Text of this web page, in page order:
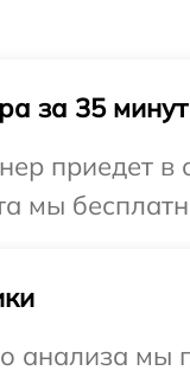
за 35 минут
приедет в
мы
анализа мы